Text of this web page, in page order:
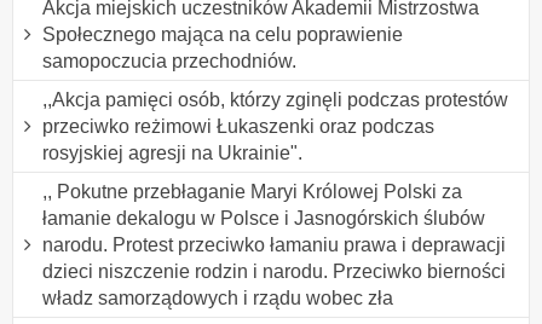
Akcja miejskich uczestników Akademii Mistrzostwa
Społecznego mająca na celu poprawienie
samopoczucia przechodniów.
,,Akcja pamięci osób, którzy zginęli podczas protestów
przeciwko reżimowi Łukaszenki oraz podczas
rosyjskiej agresji na Ukrainie".
,, Pokutne przebłaganie Maryi Królowej Polski za
łamanie dekalogu w Polsce i Jasnogórskich ślubów
narodu. Protest przeciwko łamaniu prawa i deprawacji
dzieci niszczenie rodzin i narodu. Przeciwko bierności
władz samorządowych i rządu wobec zła